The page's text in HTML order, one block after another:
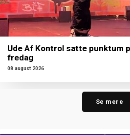
Ude Af Kontrol satte punktum
fredag
08 august 2026
Se mere